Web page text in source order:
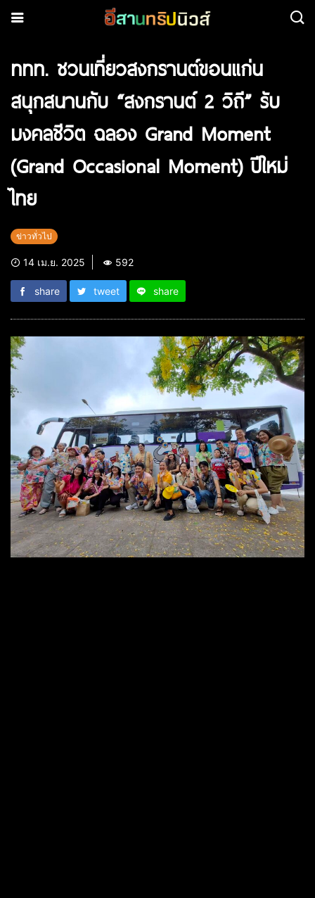
ททท. ชวนเที่ยวสงกรานต์ขอนแก่น
สนุกสนานกับ “สงกรานต์ 2 วิถี” รับ
มงคลชีวิต ฉลอง Grand Moment
(Grand Occasional Moment) ปีใหม่
ไทย
ข่าวทั่วไป
14 เม.ย. 2025 592
share tweet share